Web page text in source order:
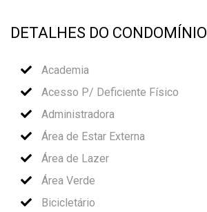
DETALHES DO CONDOMÍNIO
Academia
Acesso P/ Deficiente Físico
Administradora
Área de Estar Externa
Área de Lazer
Área Verde
Bicicletário